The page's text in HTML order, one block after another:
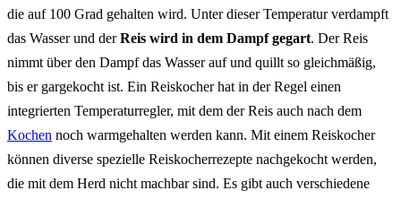
die auf 100 Grad gehalten wird. Unter dieser Temperatur verdampft
das Wasser und derReis wird in dem Dampf gegart. Der Reis
nimmt über den Dampf das Wasser auf und quillt so gleichmäßig,
bis er gargekocht ist. Ein Reiskocher hat in der Regel einen
integrierten Temperaturregler, mit dem der Reis auch nach dem
Kochen noch warmgehalten werden kann. Mit einem Reiskocher
können diverse spezielle Reiskocherrezepte nachgekocht werden,
die mit dem Herd nicht machbar sind. Es gibt auch verschiedene